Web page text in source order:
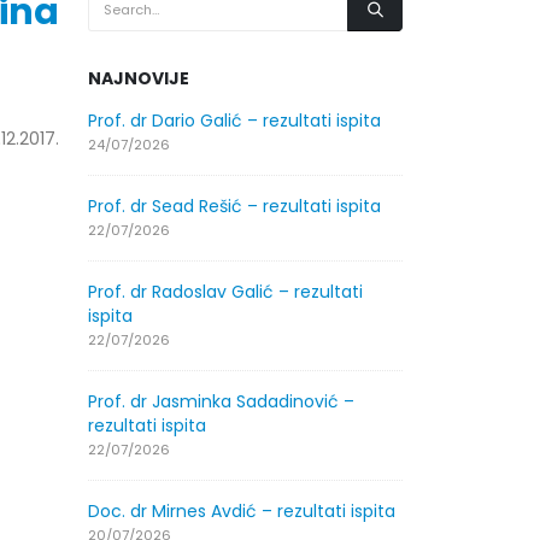
NAJNOVIJE
Prof. dr Dario Galić – rezultati ispita
24/07/2026
Prof. dr Sead Rešić – rezultati ispita
22/07/2026
Prof. dr Radoslav Galić – rezultati
ispita
22/07/2026
Prof. dr Jasminka Sadadinović –
rezultati ispita
22/07/2026
Doc. dr Mirnes Avdić – rezultati ispita
20/07/2026